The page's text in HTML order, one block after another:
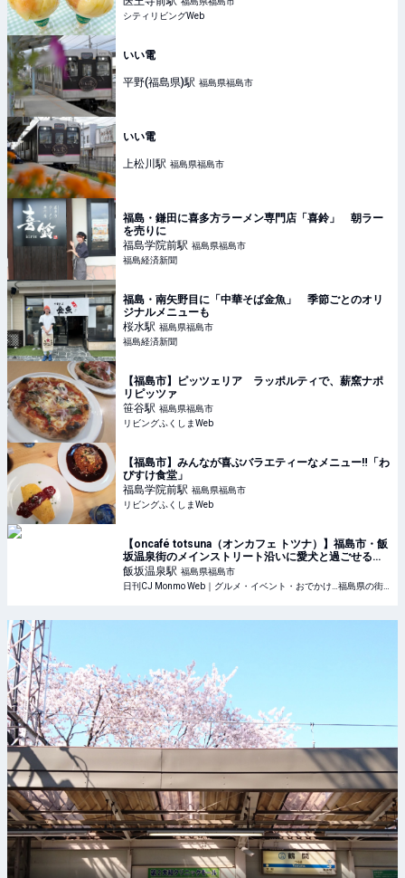
シティリビングWeb
いい電
平野(福島県)駅 福島県福島市
いい電
上松川駅 福島県福島市
福島・鎌田に喜多方ラーメン専門店「喜鈴」 朝ラー
を売りに
福島学院前駅 福島県福島市
福島経済新聞
福島・南矢野目に「中華そば金魚」 季節ごとのオリ
ジナルメニューも
桜水駅 福島県福島市
福島経済新聞
【福島市】ピッツェリア ラッポルティで、薪窯ナポ
リピッツァ
笹谷駅 福島県福島市
リビングふくしまWeb
【福島市】みんなが喜ぶバラエティーなメニュー‼「わ
びすけ食堂」
福島学院前駅 福島県福島市
リビングふくしまWeb
【oncafé totsuna（オンカフェ トツナ）】福島市・飯
坂温泉街のメインストリート沿いに愛犬と過ごせるカ
フェ『oncafé totsuna』がオープン！
飯坂温泉駅 福島県福島市